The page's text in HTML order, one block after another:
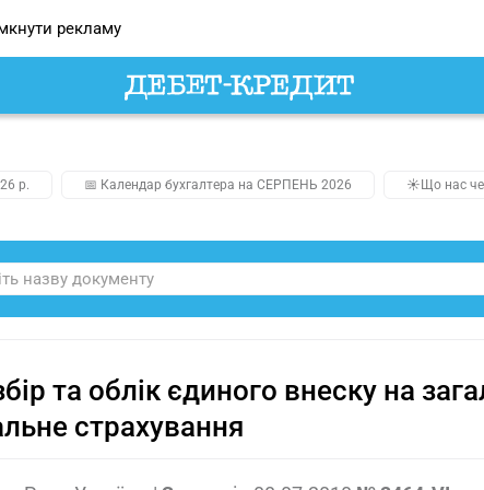
рекламу
р. 📅 Календар бухгалтера на СЕРПЕНЬ 2026 ☀️Що нас
та облік єдиного внеску на
страхування